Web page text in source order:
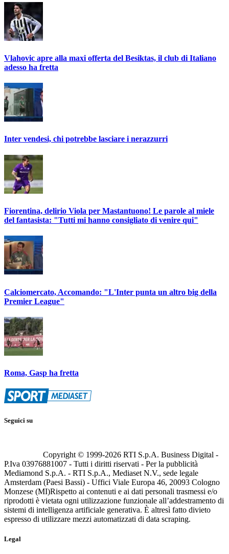
Vlahovic apre alla maxi offerta del Besiktas, il club di Italiano
adesso ha fretta
Inter vendesi, chi potrebbe lasciare i nerazzurri
Fiorentina, delirio Viola per Mastantuono! Le parole al miele
del fantasista: "Tutti mi hanno consigliato di venire qui"
Calciomercato, Accomando: "L'Inter punta un altro big della
Premier League"
Roma, Gasp ha fretta
Seguici su
Copyright © 1999-2026 RTI S.p.A. Business Digital -
P.Iva 03976881007 - Tutti i diritti riservati - Per la pubblicità
Mediamond S.p.A. - RTI S.p.A., Mediaset N.V., sede legale
Amsterdam (Paesi Bassi) - Uffici Viale Europa 46, 20093 Cologno
Monzese (MI)Rispetto ai contenuti e ai dati personali trasmessi e/o
riprodotti è vietata ogni utilizzazione funzionale all’addestramento di
sistemi di intelligenza artificiale generativa. È altresì fatto divieto
espresso di utilizzare mezzi automatizzati di data scraping.
Legal